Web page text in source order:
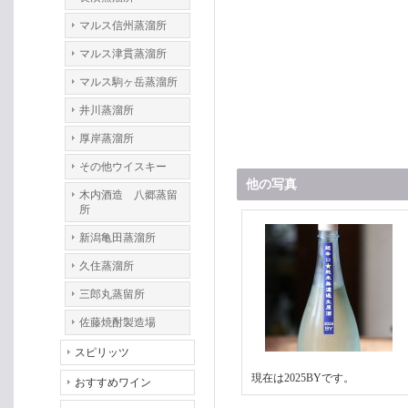
マルス信州蒸溜所
マルス津貫蒸溜所
マルス駒ヶ岳蒸溜所
井川蒸溜所
厚岸蒸溜所
その他ウイスキー
木内酒造 八郷蒸留
所
新潟亀田蒸溜所
久住蒸溜所
三郎丸蒸留所
佐藤焼酎製造場
スピリッツ
おすすめワイン
他の写真
現在は2025BYです。